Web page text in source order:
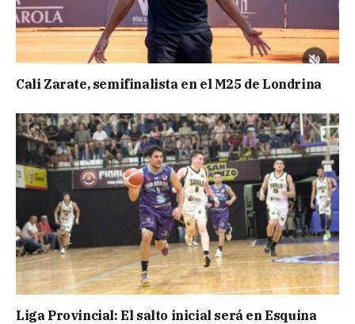
Cali Zarate, semifinalista en el M25 de Londrina
Liga Provincial: El salto inicial será en Esquina